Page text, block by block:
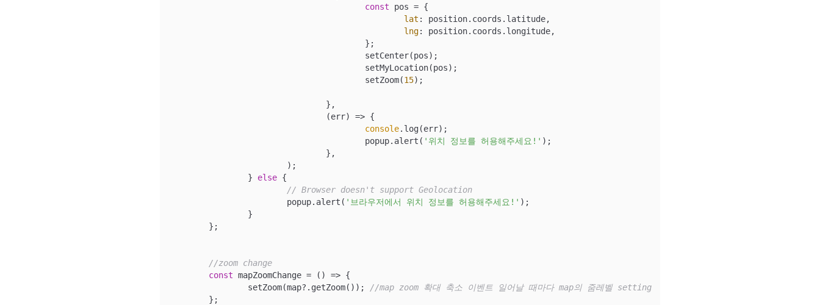
const pos = {
lat : position.coords.latitude,
lng: position.coords.longitude,
					setZoom(
15);
(err) => {
console.log(err);
					popup.alert(
'위치 정보를 허용해주세요!' );
		}
else {
// Browser doesn't support Geolocation
			popup.alert(
'브라우저에서 위치 정보를 허용해주세요!' );
//zoom change
const mapZoomChange = () => {
		setZoom(map?.getZoom());
//map zoom 확대 축소 이벤트 일어날 때마다 map의 줌레벨 setting